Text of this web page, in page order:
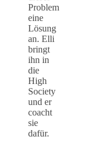
Problem
eine
Lösung
an. Elli
bringt
ihn in
die
High
Society
und er
coacht
sie
dafür.